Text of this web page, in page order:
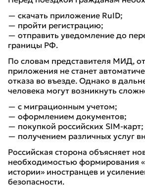
— скачать приложение RuID;
— пройти регистрацию;
— отправить уведомление до
границы РФ.
По словам представителя МИД,
приложения не станет
отказа во въезде. Однако в
человека могут возникнуть
— с миграционным учетом;
— оформлением документов;
— покупкой российских SIM-карт;
— получением различных услуг
Российская сторона объясняет
необходимостью формирования
истории» иностранцев и
безопасности.